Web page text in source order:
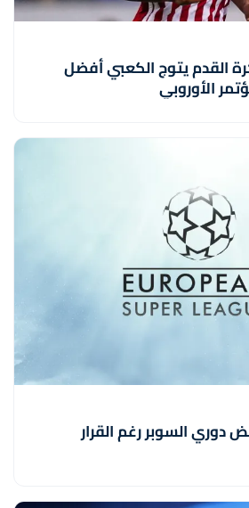
القدم يتوج الكعبي أفضل
الأوروبي
دوري السوبر رغم القرار